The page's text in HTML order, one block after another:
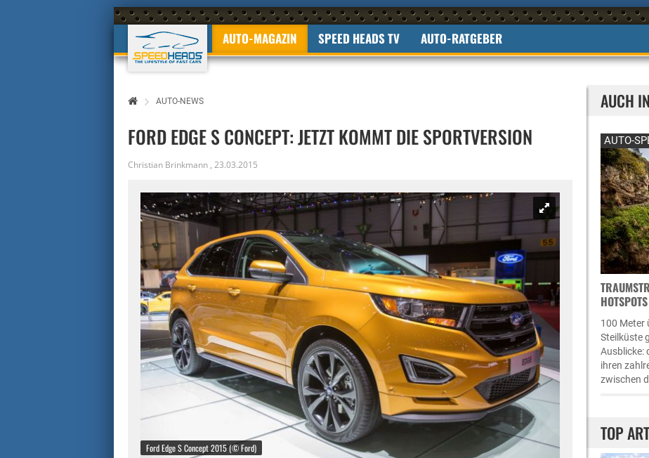
AUTO-MAGAZIN SPEED HEADS TV AUTO-RATGEBER
AUTO-NEWS
FORD EDGE S CONCEPT: JETZT KOMMT DIE SPORTVERSION
Christian Brinkmann , 23.03.2015
Ford Edge S Concept 2015 (© Ford)
AUCH
AUTO-
OTSPOTS
100 Meter
Steilküste
Ausblicke:
ihren
zwischen
TOP